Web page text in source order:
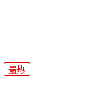
最热